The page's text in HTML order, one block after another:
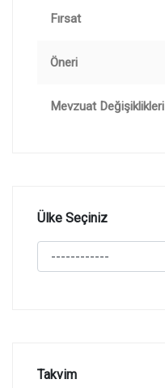
Fırsat
Öneri
Mevzuat Değişiklikleri
Ülke Seçiniz
Takvim